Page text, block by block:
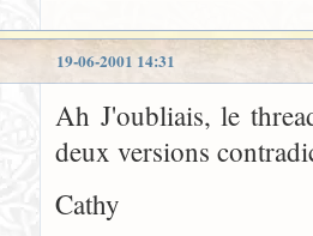
19-06-2001 14:31
Ah J'oubliais, le
deux versions
Cathy